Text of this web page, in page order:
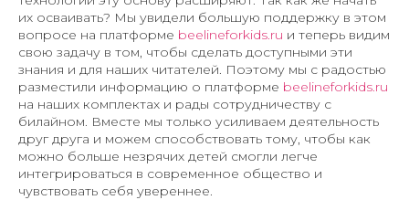
их осваивать? Мы увидели большую поддержку в этом
вопросе на платформе beelineforkids.ru и теперь видим
свою задачу в том, чтобы сделать доступными эти
знания и для наших читателей. Поэтому мы с радостью
разместили информацию о платформе beelineforkids.ru
на наших комплектах и рады сотрудничеству с
билайном. Вместе мы только усиливаем деятельность
друг друга и можем способствовать тому, чтобы как
можно больше незрячих детей смогли легче
интегрироваться в современное общество и
чувствовать себя увереннее.